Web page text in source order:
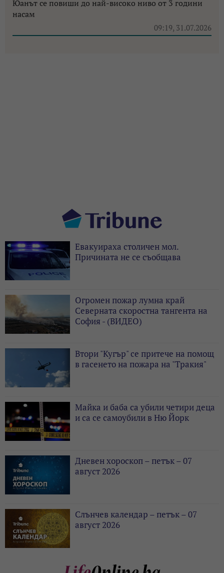
Юанът се повиши до най-високо ниво от 3 години
насам
09:19, 31.07.2026
Евакуираха столичен мол.
Причината не се съобщава
Огромен пожар лумна край
Северната скоростна тангента на
София - (ВИДЕО)
Втори "Кугър" се притече на помощ
в гасенето на пожара на "Тракия"
Майка и баба са убили четири деца
и са се самоубили в Ню Йорк
Дневен хороскоп – петък – 07
август 2026
Слънчев календар – петък – 07
август 2026